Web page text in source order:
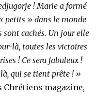
! Marie a formé
petits » dans le monde
cachés. Un jour elle
là, toutes les victoires
! Ce sera fabuleux !
qui se tient prête ! »
Chrétiens magazine,